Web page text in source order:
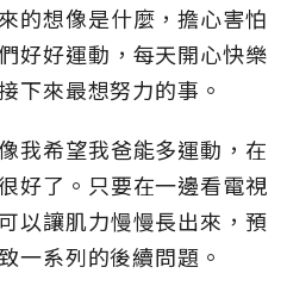
的想像是什麼，擔心害怕
好好運動，每天開心快樂
下來最想努力的事。
我希望我爸能多運動，在
好了。只要在一邊看電視
以讓肌力慢慢長出來，預
一系列的後續問題。